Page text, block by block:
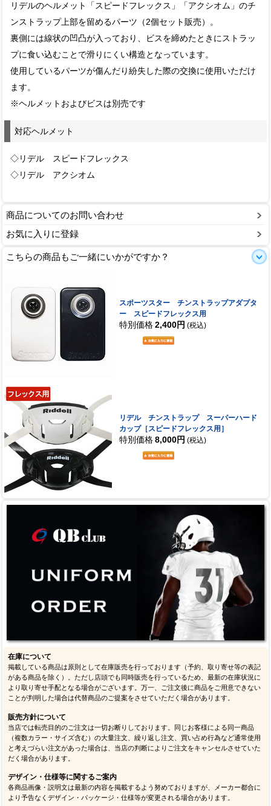
リデルのヘルメット「スピードフレックス」「アクシオム」のチ
ンストラップ上部を留めるパーツ（2個セット販売）。
裏側には線状の凹凸が入っており、ビスを締めたときにストラッ
プに食い込むことで滑りにくい構造となっています。
使用しているパーツが傷んだり紛失した際の交換に使用いただけ
ます。
※ヘルメットおよびビスは別売です
対応ヘルメット
◇リデル スピードフレックス
◇リデル アクシオム
商品についてのお問い合わせ
お気に入りに登録
こちらの商品もご一緒にいかがですか？
スポーツスター チンストラップアダプタ
ー スピードフレックス用
特別価格 2,400円 (税込)
リデル チンストラップ スーパーハード
カップ［スピードフレックス用］
特別価格 8,000円 (税込)
在庫について
掲載している商品は原則として在庫販売を行っております（予約、取り寄せ等の表記
がある商品を除く）。ただし店頭でも同時販売を行っているため、最新の在庫状況に
より取り寄せ手配となる場合がございます。万一、ご注文後に商品をご用意できない
ことが判明した場合は代替商品のご提案をさせていただく場合があります。
販売方針について
当店では転売目的のご注文は一切お断りしております。同じお客様による同一商品
（複数カラー・サイズ含む）の大量注文、繰り返し注文、買い占め行為など通常使用
と考えづらい注文があった場合は、当店の判断によりご注文をキャンセルさせていた
だく場合があります。
デザイン・仕様等に関するご案内
各商品画像・説明文は最新の内容を掲載するよう努めておりますが、メーカー都合に
より予告なくデザイン・パッケージ・仕様等が変更される場合があります。